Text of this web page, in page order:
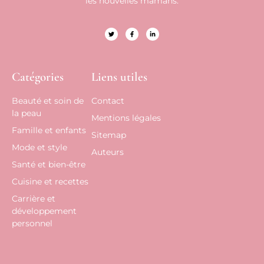
Catégories
Beauté et soin de
la peau
Famille et enfants
Mode et style
Santé et bien-être
Cuisine et recettes
Carrière et
développement
personnel
Liens utiles
Contact
Mentions légales
Sitemap
Auteurs